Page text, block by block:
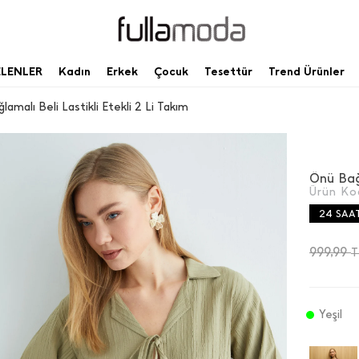
Kadın Erkek Çocuk Tesettür Trend Ürünler
Beli Lastikli Etekli 2 Li Takım
Önü
Ürün
24
999,99
Yeşil